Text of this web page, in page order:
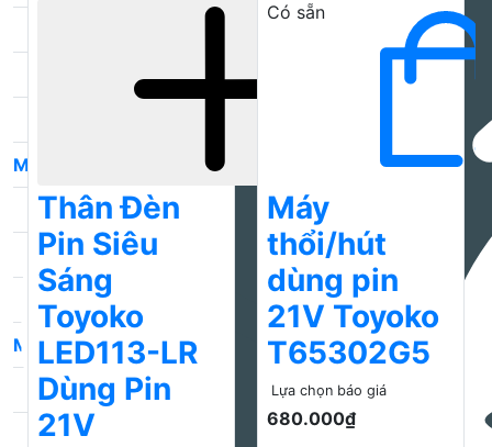
Máy phay gỗ Ingco
Máy cưa đĩa
Máy cưa đĩa Total
Máy cưa đĩa DCA
Máy cưa đĩa Ingco
Máy bào gỗ
Máy bào gỗ DCA
Máy bào gỗ Total
Thân Đèn
Pin Siêu
Sáng
Toyoko
LED113-LR
Dùng Pin
21V
Có sẵn
Máy
thổi/hút
dùng pin
21V Toyoko
T65302G5
Lựa chọn báo giá
680.000₫